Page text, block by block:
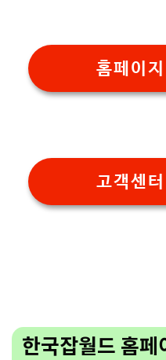
홈페이
고객센
한국잡월드 홈페